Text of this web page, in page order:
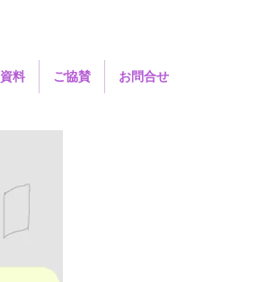
資料 ご協賛 お問合せ